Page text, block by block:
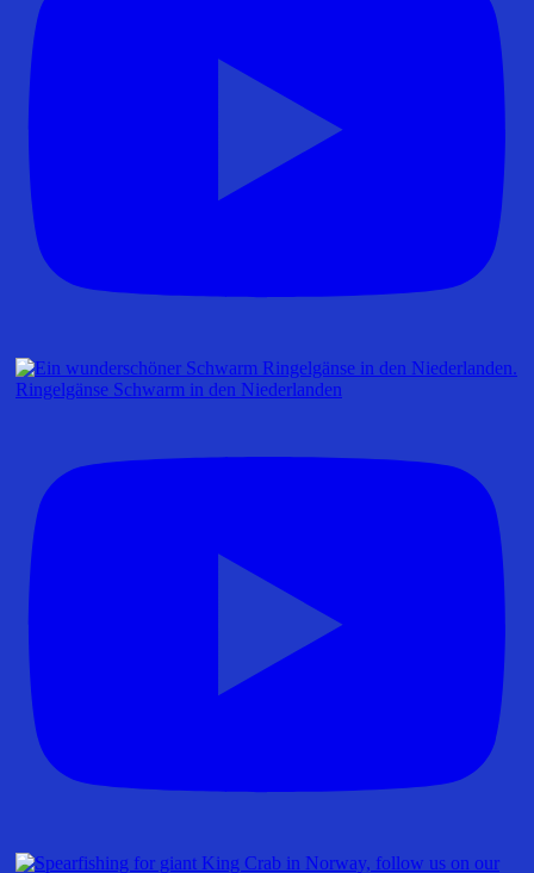
Ringelgänse Schwarm in den Niederlanden